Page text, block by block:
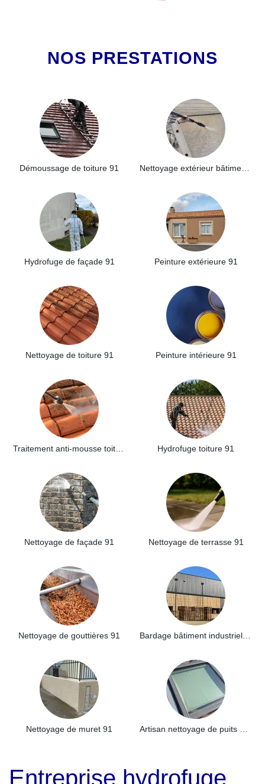
NOS PRESTATIONS
Démoussage de toiture 91
Hydrofuge de façade 91 Peinture extérieure 91
Nettoyage de toiture 91 Peinture intérieure 91
Hydrofuge toiture 91
Nettoyage de façade 91 Nettoyage de terrasse 91
Nettoyage de gouttières 91
Nettoyage de muret 91
Entreprise hydrofuge